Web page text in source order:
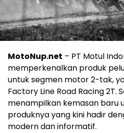
MotoNup.net – PT Motul
memperkenalkan produk
untuk segmen motor 2-tak,
Factory Line Road Racing 2T.
menampilkan kemasan baru
produknya yang kini hadir
modern dan informatif.